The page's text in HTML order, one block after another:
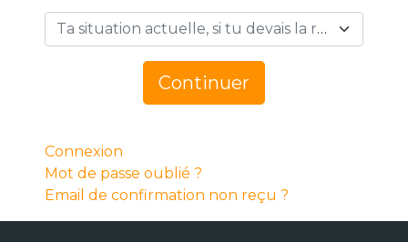
Ta situation actuelle, si tu devais la résumer en 1 mot… *
Continuer
Connexion
Mot de passe oublié ?
Email de confirmation non reçu ?